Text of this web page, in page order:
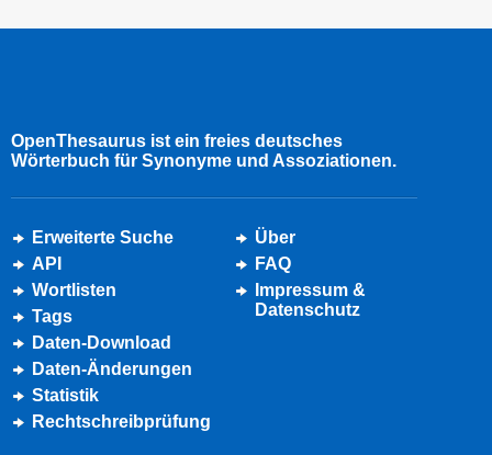
OpenThesaurus ist ein freies deutsches
Wörterbuch für Synonyme und Assoziationen.
Erweiterte Suche
API
Wortlisten
Tags
Daten-Download
Daten-Änderungen
Statistik
Rechtschreibprüfung
Über
FAQ
Impressum &
Datenschutz